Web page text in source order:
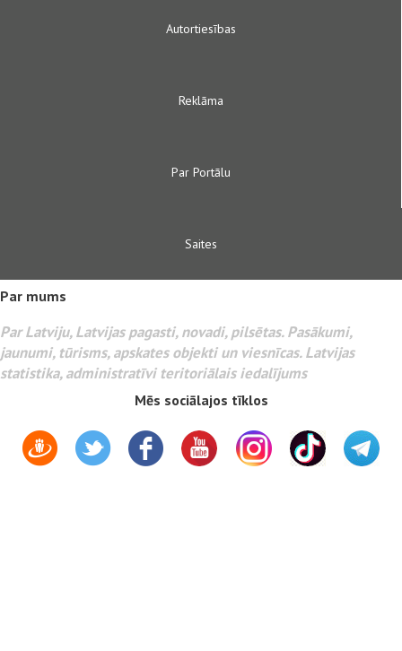
Autortiesības
Reklāma
Par Portālu
Saites
Par mums
Par Latviju, Latvijas pagasti, novadi, pilsētas. Pasākumi,
jaunumi, tūrisms, apskates objekti un viesnīcas. Latvijas
statistika, administratīvi teritoriālais iedalījums
Mēs sociālajos tīklos